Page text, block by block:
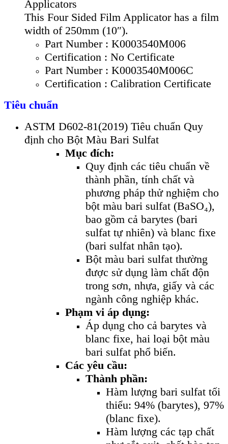
Applicators
This Four Sided Film Applicator has a film
width of 250mm (10″).
Part Number : K0003540M006
Certification : No Certificate
Part Number : K0003540M006C
Certification : Calibration Certificate
Tiêu chuẩn
ASTM D602-81(2019) Tiêu chuẩn Quy
định cho Bột Màu Bari Sulfat
Mục đích:
Quy định các tiêu chuẩn về
thành phần, tính chất và
phương pháp thử nghiệm cho
bột màu bari sulfat (BaSO₄),
bao gồm cả barytes (bari
sulfat tự nhiên) và blanc fixe
(bari sulfat nhân tạo).
Bột màu bari sulfat thường
được sử dụng làm chất độn
trong sơn, nhựa, giấy và các
ngành công nghiệp khác.
Phạm vi áp dụng:
Áp dụng cho cả barytes và
blanc fixe, hai loại bột màu
bari sulfat phổ biến.
Các yêu cầu:
Thành phần:
Hàm lượng bari sulfat tối
thiểu: 94% (barytes), 97%
(blanc fixe).
Hàm lượng các tạp chất